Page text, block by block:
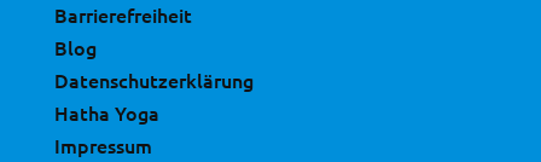
Barrierefreiheit
Blog
Datenschutzerklärung
Hatha Yoga
Impressum